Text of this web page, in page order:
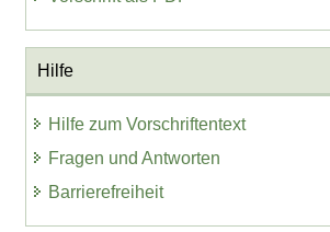
Hilfe
Hilfe zum Vorschriftentext
Fragen und Antworten
Barrierefreiheit